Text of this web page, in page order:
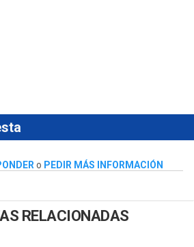
o PEDIR MÁS INFORMACIÓN
RELACIONADAS